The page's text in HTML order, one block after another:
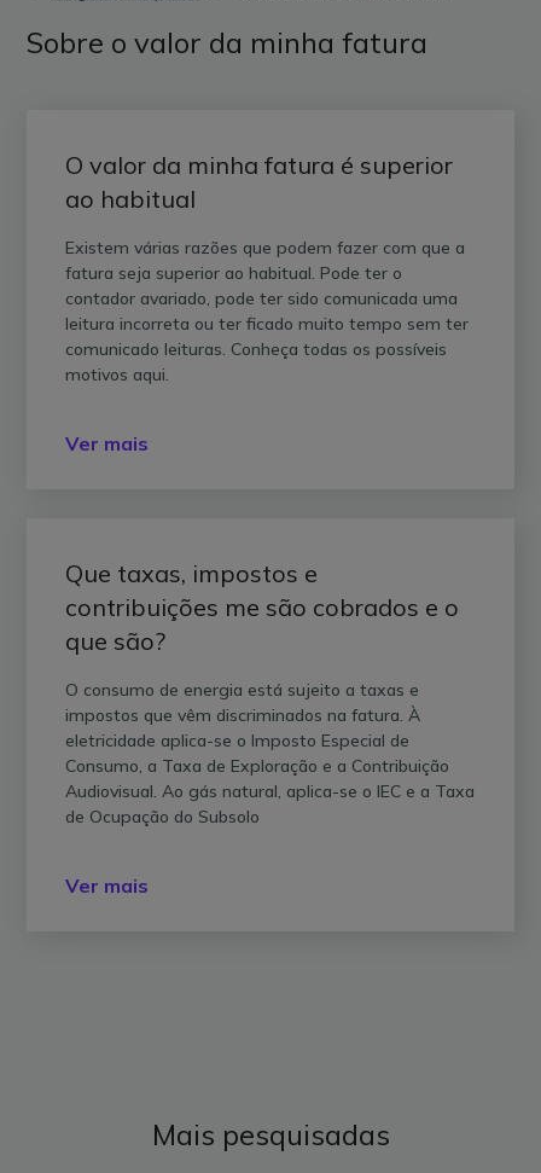
Sobre o valor da minha fatura
O valor da minha fatura é superior
ao habitual
Existem várias razões que podem fazer com que a
fatura seja superior ao habitual. Pode ter o
contador avariado, pode ter sido comunicada uma
leitura incorreta ou ter ficado muito tempo sem ter
comunicado leituras. Conheça todas os possíveis
motivos aqui.
Ver mais
Que taxas, impostos e
contribuições me são cobrados e o
que são?
O consumo de energia está sujeito a taxas e
impostos que vêm discriminados na fatura. À
eletricidade aplica-se o Imposto Especial de
Consumo, a Taxa de Exploração e a Contribuição
Audiovisual. Ao gás natural, aplica-se o IEC e a Taxa
de Ocupação do Subsolo
Ver mais
Mais pesquisadas